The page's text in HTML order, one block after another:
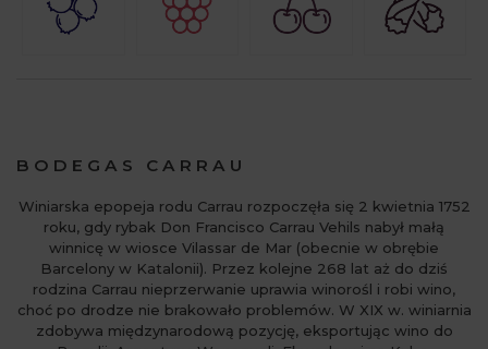
BODEGAS CARRAU
Winiarska epopeja rodu Carrau rozpoczęła się 2 kwietnia 1752
roku, gdy rybak Don Francisco Carrau Vehils nabył małą
winnicę w wiosce Vilassar de Mar (obecnie w obrębie
Barcelony w Katalonii). Przez kolejne 268 lat aż do dziś
rodzina Carrau nieprzerwanie uprawia winorośl i robi wino,
choć po drodze nie brakowało problemów. W XIX w. winiarnia
zdobywa międzynarodową pozycję, eksportując wino do